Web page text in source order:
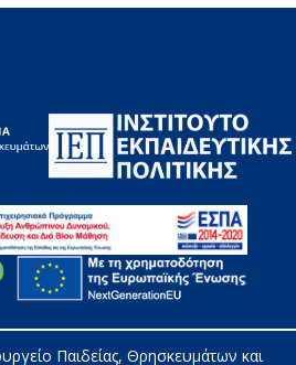
Παιδείας, Θρησκευμάτων και